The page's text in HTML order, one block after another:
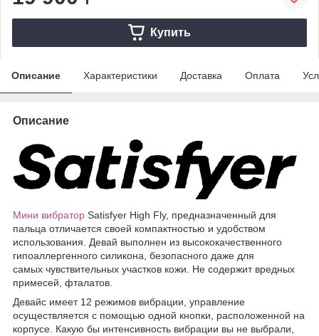
Купить
Описание Характеристики Доставка Оплата
Описание
Мини вибратор Satisfyer High Fly, предназначенный для
пальца отличается своей компактностью и удобством
использования. Девай выполнен из высококачественного
гипоаллергенного силикона, безопасного даже для
самых чувствительных участков кожи. Не содержит вредных
примесей, фталатов.
Девайс имеет 12 режимов вибрации, управление
осуществляется с помощью одной кнопки, расположенной на
корпусе. Какую бы интенсивность вибрации вы не выбрали,